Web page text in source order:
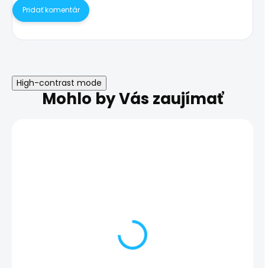
Pridať komentár
High-contrast mode
Mohlo by Vás zaujímať
Nefunkčné tlačidlá